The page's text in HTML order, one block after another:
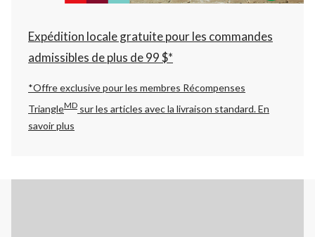
Expédition locale gratuite pour les commandes
admissibles de plus de 99 $*
*Offre exclusive pour les membres Récompenses
TriangleMD sur les articles avec la livraison standard.En
savoir plus